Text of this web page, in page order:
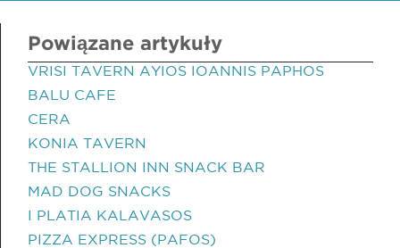
Powiązane artykuły
VRISI TAVERN AYIOS IOANNIS PAPHOS
BALU CAFE
CERA
KONIA TAVERN
THE STALLION INN SNACK BAR
MAD DOG SNACKS
I PLATIA KALAVASOS
PIZZA EXPRESS (PAFOS)